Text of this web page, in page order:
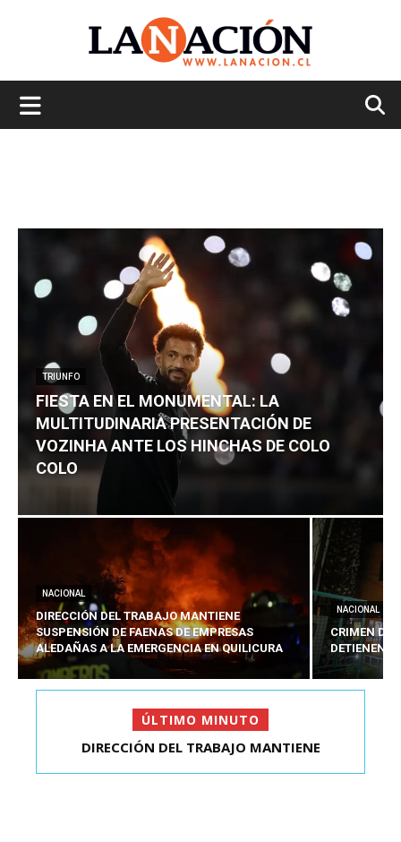
TRIUNFO
FIESTA EN EL MONUMENTAL: LA
MULTITUDINARIA PRESENTACIÓN DE
VOZINHA ANTE LOS HINCHAS DE COLO
COLO
NACIONAL
DIRECCIÓN DEL TRABAJO MANTIENE
SUSPENSIÓN DE FAENAS DE EMPRESAS
ALEDAÑAS A LA EMERGENCIA EN QUILICURA
NACIONAL
CRIMEN DE
DETIENEN
ÚLTIMO MINUTO
CRIMEN DE ESTUDIANTE EN SAN BERNARDO: